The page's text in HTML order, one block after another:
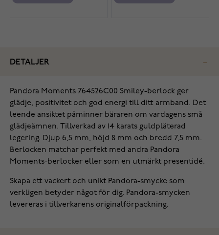
DETALJER
Pandora Moments 764526C00 Smiley-berlock ger
glädje, positivitet och god energi till ditt armband. Det
leende ansiktet påminner bäraren om vardagens små
glädjeämnen. Tillverkad av 14 karats guldpläterad
legering. Djup 6,5 mm, höjd 8 mm och bredd 7,5 mm.
Berlocken matchar perfekt med andra Pandora
Moments-berlocker eller som en utmärkt presentidé.
Skapa ett vackert och unikt Pandora-smycke som
verkligen betyder något för dig. Pandora-smycken
levereras i tillverkarens originalförpackning.